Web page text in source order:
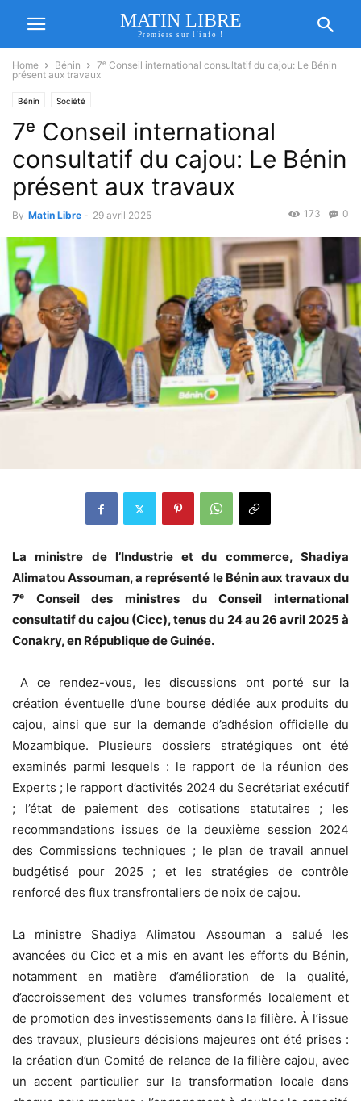
MATIN LIBRE
Premiers sur l'info !
Home Bénin
7ᵉ Conseil international consultatif du cajou: Le Bénin
présent aux travaux
Bénin Société
7ᵉ Conseil international
consultatif du cajou: Le Bénin
présent aux travaux
By Matin Libre - 29 avril 2025 0
173
La ministre de l’Industrie et du commerce, Shadiya
Alimatou Assouman, a représenté le Bénin aux travaux du
7ᵉ Conseil des ministres du Conseil international
consultatif du cajou (Cicc), tenus du 24 au 26 avril 2025 à
Conakry, en République de Guinée.
A ce rendez-vous, les discussions ont porté sur la
création éventuelle d’une bourse dédiée aux produits du
cajou, ainsi que sur la demande d’adhésion officielle du
Mozambique. Plusieurs dossiers stratégiques ont été
examinés parmi lesquels : le rapport de la réunion des
Experts ; le rapport d’activités 2024 du Secrétariat exécutif
; l’état de paiement des cotisations statutaires ; les
recommandations issues de la deuxième session 2024
des Commissions techniques ; le plan de travail annuel
budgétisé pour 2025 ; et les stratégies de contrôle
renforcé des flux transfrontaliers de noix de cajou.
La ministre Shadiya Alimatou Assouman a salué les
avancées du Cicc et a mis en avant les efforts du Bénin,
notamment en matière d’amélioration de la qualité,
d’accroissement des volumes transformés localement et
de promotion des investissements dans la filière. À l’issue
des travaux, plusieurs décisions majeures ont été prises :
la création d’un Comité de relance de la filière cajou, avec
un accent particulier sur la transformation locale dans